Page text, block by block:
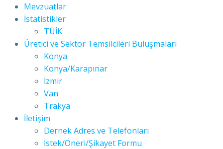
Mevzuatlar
İstatistikler
TÜİK
Üretici ve Sektör Temsilcileri Buluşmaları
Konya
Konya/Karapınar
İzmir
Van
Trakya
İletişim
Dernek Adres ve Telefonları
İstek/Öneri/Şikayet Formu